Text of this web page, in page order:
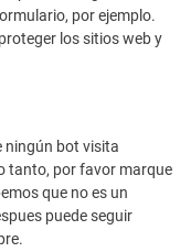
por ejemplo.
los sitios web y
ningún bot visita
tanto, por favor marque
que no es un
puede seguir